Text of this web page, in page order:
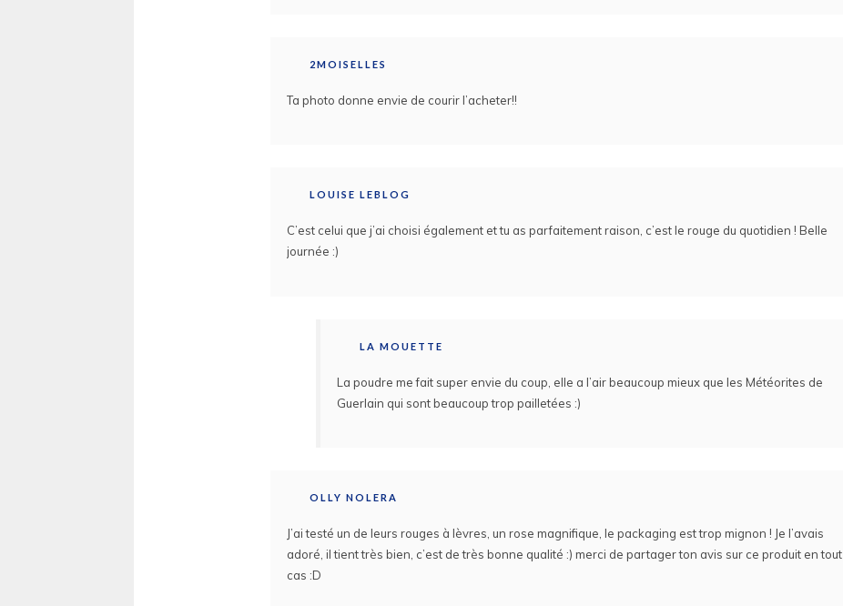
2MOISELLES
Ta photo donne envie de courir l’acheter!!
LOUISE LEBLOG
C’est celui que j’ai choisi également et tu as parfaitement raison, c’est le rouge du quotidien ! Belle
journée :)
LA MOUETTE
La poudre me fait super envie du coup, elle a l’air beaucoup mieux que les Météorites de
Guerlain qui sont beaucoup trop pailletées :)
OLLY NOLERA
J’ai testé un de leurs rouges à lèvres, un rose magnifique, le packaging est trop mignon ! Je l’avais
adoré, il tient très bien, c’est de très bonne qualité :) merci de partager ton avis sur ce produit en tout
cas :D